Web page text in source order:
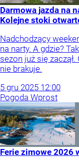
Darmowa jazda na
Kolejne stoki
Nadchodzący
na narty. A gdzie?
sezon już się
nie brakuje.
5 gru 2025 12:00
Pogoda Wprost
Ferie zimowe 2026